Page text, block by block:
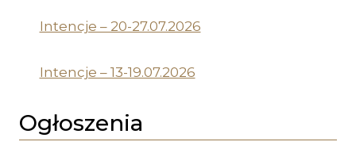
Intencje – 20-27.07.2026
Intencje – 13-19.07.2026
Ogłoszenia